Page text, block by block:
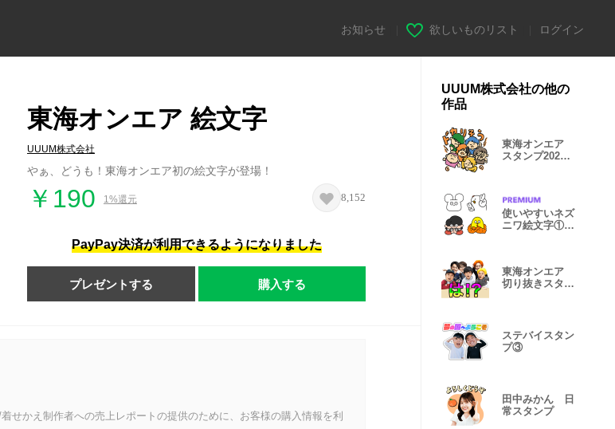
お知らせ 欲しいものリスト ログイン
東海オンエア 絵文字
UUUM株式会社
やぁ、どうも！東海オンエア初の絵文字が登場！
￥190 1%還元 8,152
PayPay決済が利用できるようになりました
プレゼントする 購入する
せかえ制作者への売上レポートの提供のために、お客様の購入情報を利
UUUM株式会社の他の
作品
東海オンエア
スタンプ2026
使いやすいネズ
ニワ絵文字①松
東海オンエア
切り抜きスタン
ステバイスタン
プ③
田中みかん 日
常スタンプ